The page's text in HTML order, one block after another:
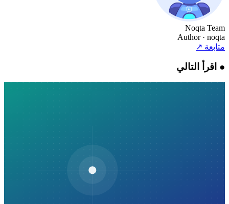
Noqta Team
Author · noqta
متابعة↗
●اقرأ التالي